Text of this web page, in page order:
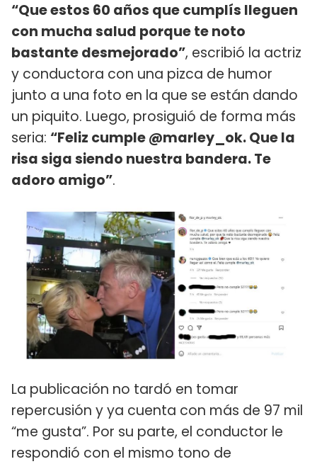
“Que estos 60 años que cumplís lleguen
con mucha salud porque te noto
bastante desmejorado”, escribió la actriz
y conductora con una pizca de humor
junto a una foto en la que se están dando
un piquito. Luego, prosiguió de forma más
seria: “Feliz cumple @marley_ok. Que la
risa siga siendo nuestra bandera. Te
adoro amigo”.
La publicación no tardó en tomar
repercusión y ya cuenta con más de 97 mil
“me gusta”. Por su parte, el conductor le
respondió con el mismo tono de